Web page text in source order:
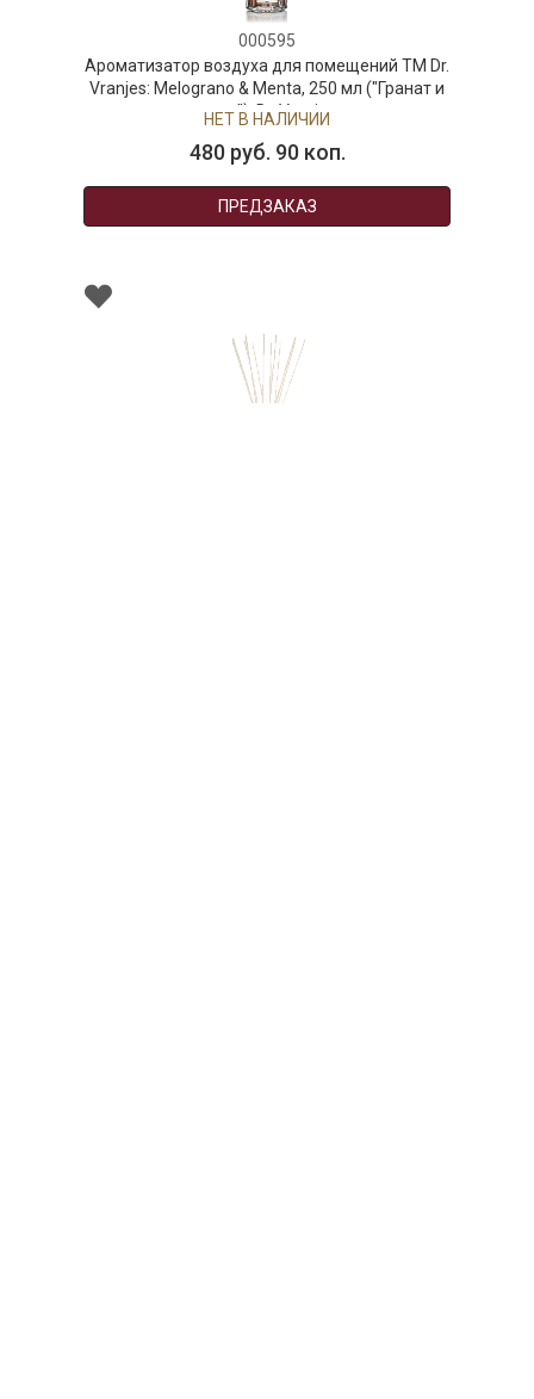
000595
Ароматизатор воздуха для помещений ТМ Dr.
Vranjes: Melograno & Menta, 250 мл ("Гранат и
мята"), Dr. Vranjes
НЕТ В НАЛИЧИИ
480 руб. 90 коп.
ПРЕДЗАКАЗ